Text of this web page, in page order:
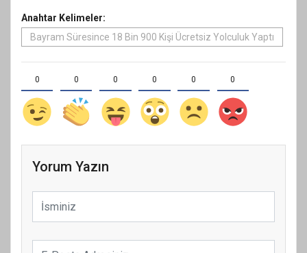
Anahtar Kelimeler:
Bayram Süresince 18 Bin 900 Kişi Ücretsiz Yolculuk Yaptı
0 0 0 0 0 0
Yorum Yazın